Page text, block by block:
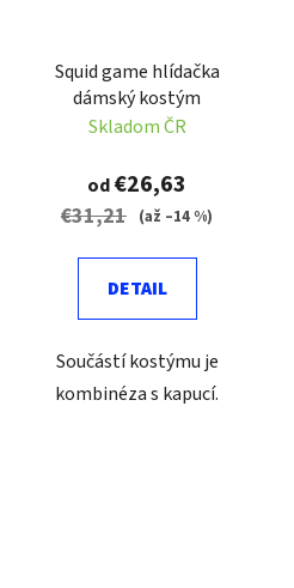
Squid game hlídačka
dámský kostým
Skladom ČR
od€26,63
€31,21 (až –14 %)
DETAIL
Součástí kostýmu je
kombinéza s kapucí.